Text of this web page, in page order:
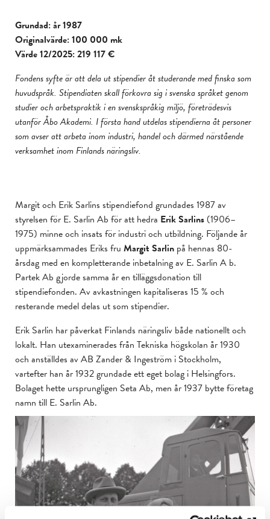
Grundad: år 1987
Originalvärde: 100 000 mk
Värde 12/2025: 219 117 €
Fondens syfte är att dela ut stipendier åt studerande med finska som
huvudspråk. Stipendiaten skall förkovra sig i svenska språket genom
studier och arbetspraktik i en svenskspråkig miljö, företrädesvis
utanför Åbo Akademi. I första hand utdelas stipendierna åt personer
som avser att arbeta inom industri, handel och därmed närstående
verksamhet inom Finlands näringsliv.
Margit och Erik Sarlins stipendiefond grundades 1987 av
styrelsen för E. Sarlin Ab för att hedra Erik Sarlins (1906–
1975) minne och insats för industri och utbildning. Följande år
uppmärksammades Eriks fru Margit Sarlin på hennas 80-
årsdag med en kompletterande inbetalning av E. Sarlin A b.
Partek Ab gjorde samma år en tilläggsdonation till
stipendiefonden. Av avkastningen kapitaliseras 15 % och
resterande medel delas ut som stipendier.
Erik Sarlin har påverkat Finlands näringsliv både nationellt och
lokalt. Han utexaminerades från Tekniska högskolan år 1930
och anställdes av AB Zander & Ingeström i Stockholm,
vartefter han år 1932 grundade ett eget bolag i Helsingfors.
Bolaget hette ursprungligen Seta Ab, men år 1937 bytte företag
namn till E. Sarlin Ab.